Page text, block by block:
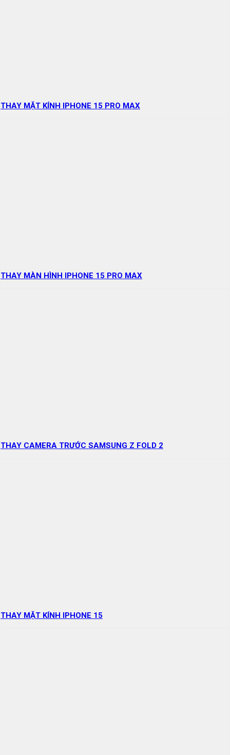
THAY MẶT KÍNH IPHONE 15 PRO MAX
THAY MÀN HÌNH IPHONE 15 PRO MAX
THAY CAMERA TRƯỚC SAMSUNG Z FOLD 2
THAY MẶT KÍNH IPHONE 15